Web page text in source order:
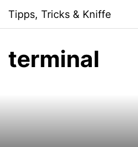
content
Tipps, Tricks & Kniffe
terminal